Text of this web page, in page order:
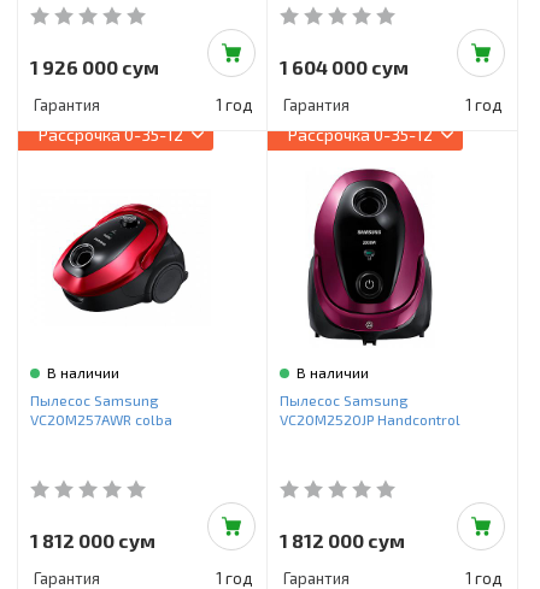
1 926 000 сум
Гарантия 1 год
1 604 000 сум
Гарантия 1 год
Рассрочка0-35-12
В наличии
Пылесос Samsung
VC20M257AWR colba
1 812 000 сум
Гарантия 1 год
Рассрочка0-35-12
В наличии
Пылесос Samsung
VC20M2520JP Handcontrol
1 812 000 сум
Гарантия 1 год